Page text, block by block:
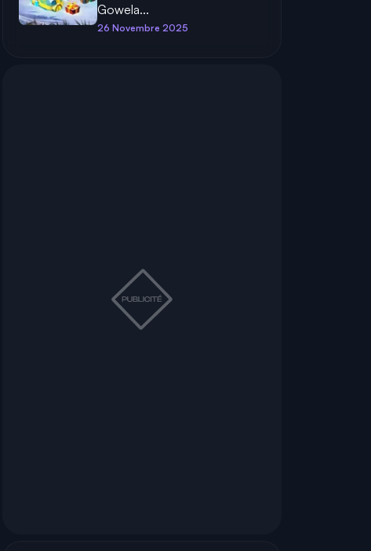
Gowela...
26 Novembre 2025